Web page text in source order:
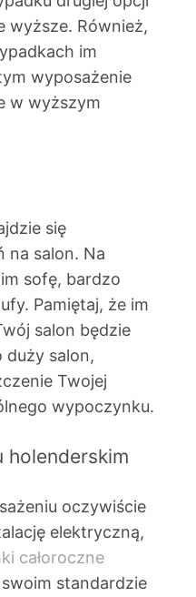
wyższe. Również,
im
wyposażenie
w wyższym
się
na salon. Na
sofę, bardzo
Pamiętaj, że im
salon będzie
duży salon,
Twojej
wypoczynku.
holenderskim
oczywiście
elektryczną,
całoroczne
standardzie